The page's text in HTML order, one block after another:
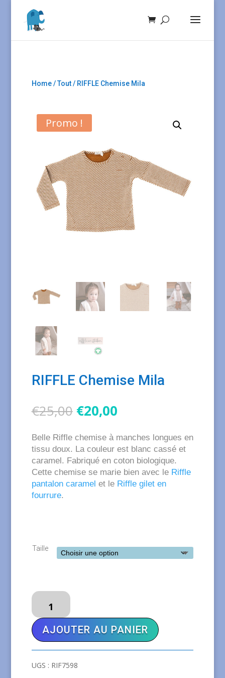
Home/Tout/ RIFFLE Chemise Mila
Promo !
RIFFLE Chemise Mila
€25,00 Le
prix
initial
était :
€25,00.
€20,00Le
actuel
est :
€20,00.
Belle Riffle chemise à manches longues en
tissu doux. La couleur est blanc cassé et
caramel. Fabriqué en coton biologique.
Cette chemise se marie bien avec le Riffle
pantalon caramel et le Riffle gilet en
fourrure.
Taille
quantité
RIFFLE
Chemise
Mila
AJOUTER AU PANIER
UGS : RIF7598